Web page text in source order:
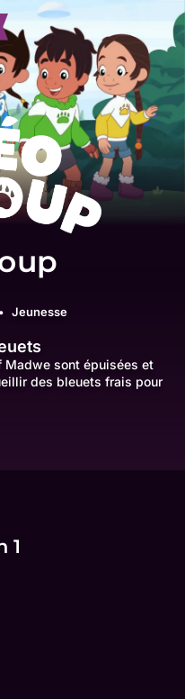
Jeunesse
Madwe sont épuisées et
des bleuets frais pour
1